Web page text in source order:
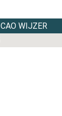
CAO WIJZER